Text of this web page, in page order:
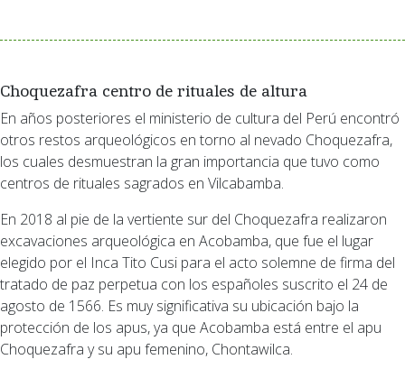
Choquezafra centro de rituales de altura
En años posteriores el ministerio de cultura del Perú encontró
otros restos arqueológicos en torno al nevado Choquezafra,
los cuales desmuestran la gran importancia que tuvo como
centros de rituales sagrados en Vilcabamba.
En 2018 al pie de la vertiente sur del Choquezafra realizaron
excavaciones arqueológica en Acobamba, que fue el lugar
elegido por el Inca Tito Cusi para el acto solemne de firma del
tratado de paz perpetua con los españoles suscrito el 24 de
agosto de 1566. Es muy significativa su ubicación bajo la
protección de los apus, ya que Acobamba está entre el apu
Choquezafra y su apu femenino, Chontawilca.